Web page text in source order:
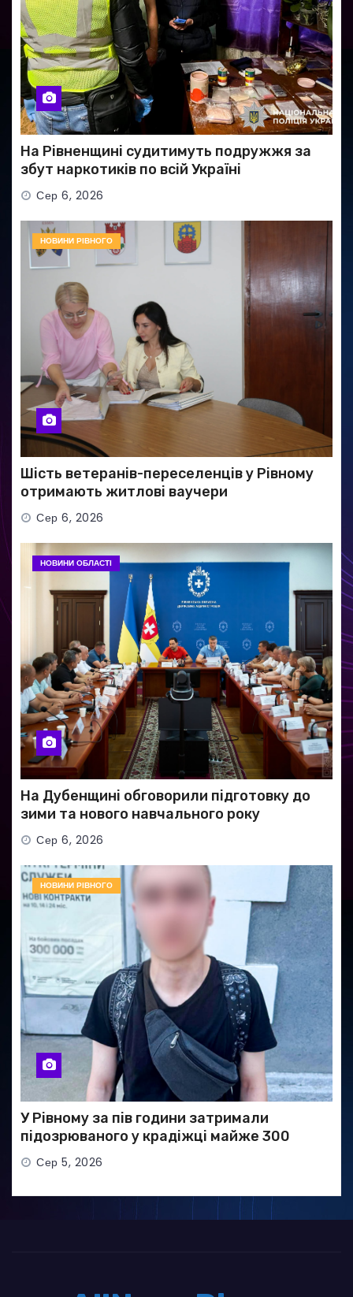
На Рівненщині судитимуть подружжя за
збут наркотиків по всій Україні
Сер 6, 2026
НОВИНИ РІВНОГО
Шість ветеранів-переселенців у Рівному
отримають житлові ваучери
Сер 6, 2026
НОВИНИ ОБЛАСТІ
На Дубенщині обговорили підготовку до
зими та нового навчального року
Сер 6, 2026
НОВИНИ РІВНОГО
У Рівному за пів години затримали
підозрюваного у крадіжці майже 300
тисяч гривень
Сер 5, 2026